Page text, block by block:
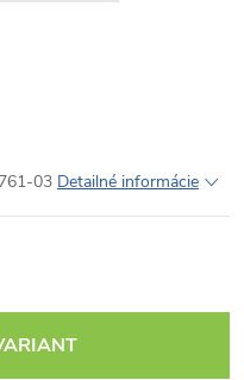
03 Detailné informácie